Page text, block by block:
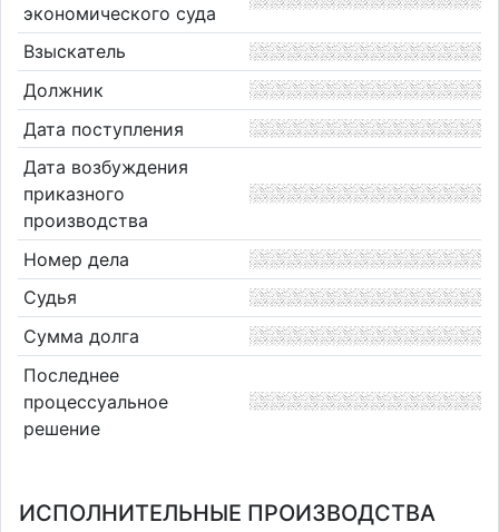
экономического суда
Взыскатель
Должник
Дата поступления
Дата возбуждения
приказного
производства
Номер дела
Судья
Сумма долга
Последнее
процессуальное
решение
ИСПОЛНИТЕЛЬНЫЕ ПРОИЗВОДСТВА